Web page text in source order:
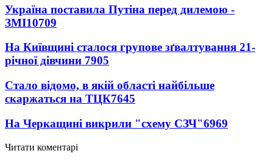
Україна поставила Путіна перед дилемою -
ЗМІ10709
На Київщині сталося групове зґвалтування 21-
річної дівчини 7905
Стало відомо, в якій області найбільше
скаржаться на ТЦК7645
На Черкащині викрили "схему СЗЧ"6969
Читати коментарі